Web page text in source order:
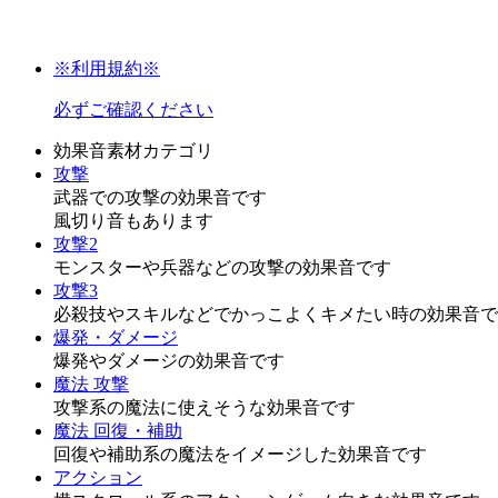
※利用規約※
必ずご確認ください
効果音素材カテゴリ
攻撃
武器での攻撃の効果音です
風切り音もあります
攻撃2
モンスターや兵器などの攻撃の効果音です
攻撃3
必殺技やスキルなどでかっこよくキメたい時の効果音
爆発・ダメージ
爆発やダメージの効果音です
魔法 攻撃
攻撃系の魔法に使えそうな効果音です
魔法 回復・補助
回復や補助系の魔法をイメージした効果音です
アクション